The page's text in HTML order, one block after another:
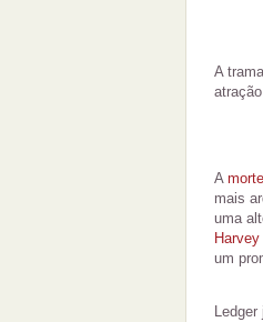
A
A
mais
uma
um